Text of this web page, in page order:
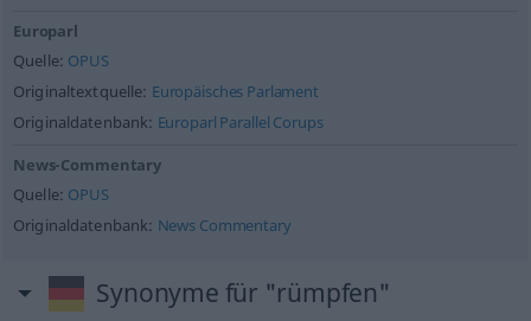
Europarl
Quelle: OPUS
Originaltextquelle: Europäisches Parlament
Originaldatenbank: Europarl Parallel Corups
News-Commentary
Quelle: OPUS
Originaldatenbank: News Commentary
Synonyme für "rümpfen"